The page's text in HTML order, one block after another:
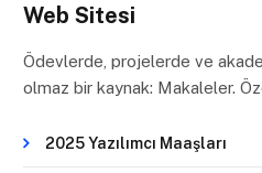
Web Sitesi
Ödevlerde, projelerde ve
olmaz bir kaynak: Makaleler.
2025 Yazılımcı Maaşları